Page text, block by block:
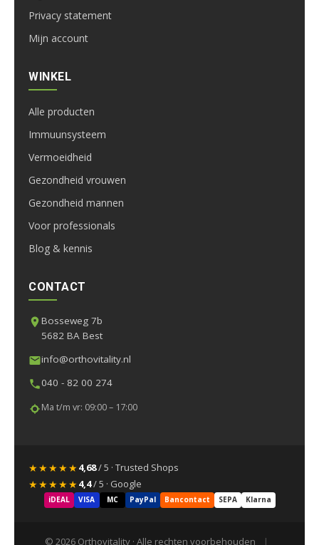
Privacy statement
Mijn account
WINKEL
Alle producten
Immuunsysteem
Vermoeidheid
Gezondheid vrouwen
Gezondheid mannen
Voor professionals
Blog & kennis
CONTACT
Bosseweg 7b
5682 BA Best
info@orthovitality.nl
040 - 82 00 274
Ma t/m vr: 09:00 – 17:00
★★★★★4,68/ 5 · Trusted Shops
★★★★★4,4/ 5 · Google
iDEAL VISA MC PayPal Bancontact SEPA Klarna
© 2026 Orthovitality · Alle rechten voorbehouden |